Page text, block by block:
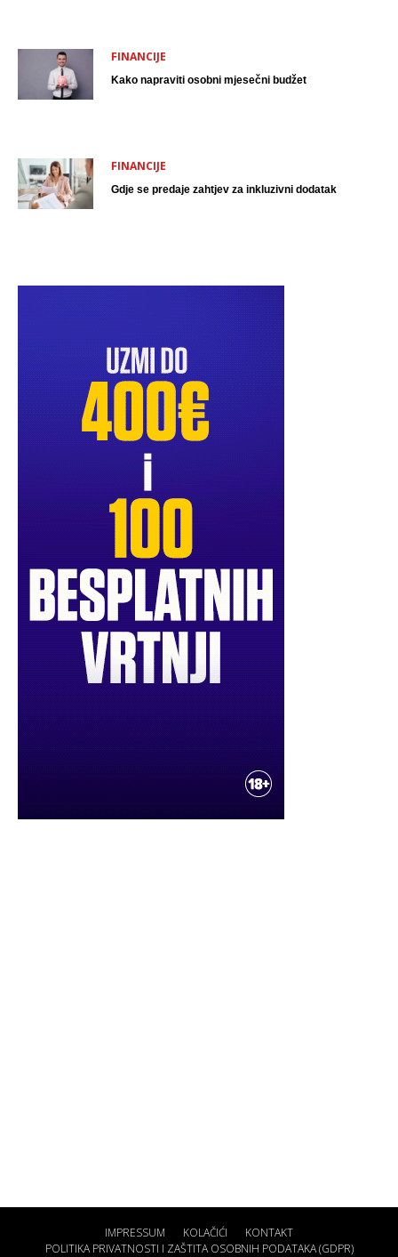
FINANCIJE
Kako napraviti osobni mjesečni budžet
FINANCIJE
Gdje se predaje zahtjev za inkluzivni dodatak
IMPRESSUM KOLAČIĆI
KONTAKT
POLITIKA PRIVATNOSTI I ZAŠTITA OSOBNIH PODATAKA (GDPR)